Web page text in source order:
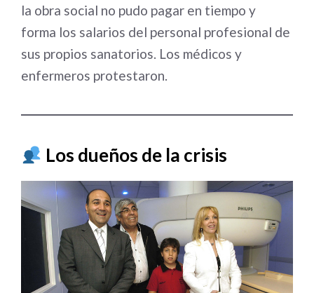
la obra social no pudo pagar en tiempo y
forma los salarios del personal profesional de
sus propios sanatorios. Los médicos y
enfermeros protestaron.
Los dueños de la crisis